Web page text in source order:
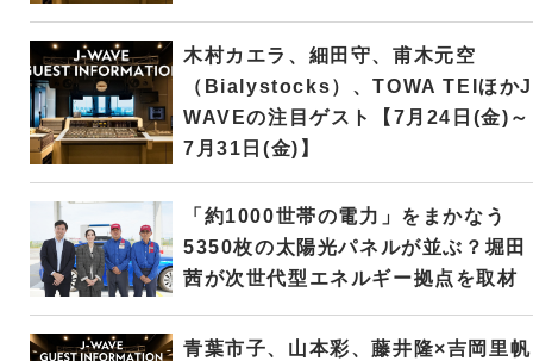
木村カエラ、細田守、甫木元空
（Bialystocks）、TOWA TEIほか
WAVEの注目ゲスト【7月24日(金)～
7月31日(金)】
「約1000世帯の電力」をまかなう
5350枚の太陽光パネルが並ぶ？堀田
茜が次世代型エネルギー拠点を取材
青葉市子、山本彩、藤井隆×吉岡里帆